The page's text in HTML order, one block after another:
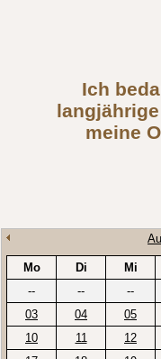
Ich
meine
Mo Di Mi
--
-- --
03
04 05
10
11 12